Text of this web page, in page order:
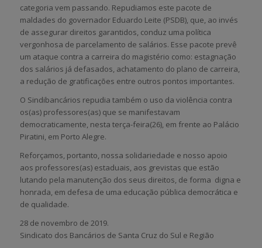
categoria vem passando. Repudiamos este pacote de
maldades do governador Eduardo Leite (PSDB), que, ao invés
de assegurar direitos garantidos, conduz uma política
vergonhosa de parcelamento de salários. Esse pacote prevê
um ataque contra a carreira do magistério como: estagnação
dos salários já defasados, achatamento do plano de carreira,
a redução de gratificações entre outros pontos importantes.
O Sindibancários repudia também o uso da violência contra
os(as) professores(as) que se manifestavam
democraticamente, nesta terça-feira(26), em frente ao Palácio
Piratini, em Porto Alegre.
Reforçamos, portanto, nossa solidariedade e nosso apoio
aos professores(as) estaduais, aos grevistas que estão
lutando pela manutenção dos seus direitos, de forma digna e
honrada, em defesa de uma educação pública democrática e
de qualidade.
28 de novembro de 2019.
Sindicato dos Bancários de Santa Cruz do Sul e Região